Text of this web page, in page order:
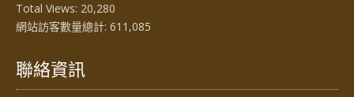
Total Views: 20,280
網站訪客數量總計: 611,085
聯絡資訊